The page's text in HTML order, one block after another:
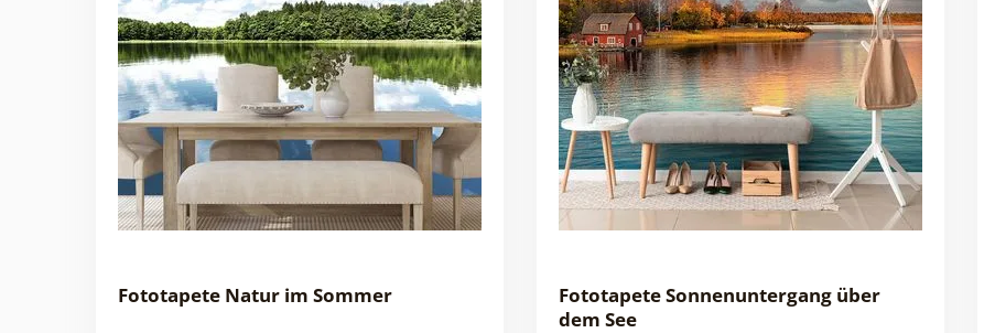
Fototapete Natur im Sommer
Fototapete Sonnenuntergang über
dem See